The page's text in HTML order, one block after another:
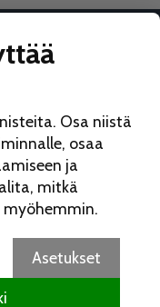
Osa niistä
osaa
ja
mitkä
Asetukset